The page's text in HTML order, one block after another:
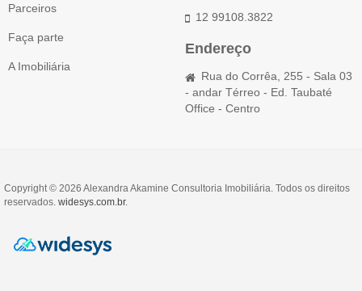
Parceiros
Faça parte
A Imobiliária
12 99108.3822
Endereço
Rua do Corrêa, 255 - Sala 03
- andar Térreo - Ed. Taubaté
Office - Centro
Copyright © 2026 Alexandra Akamine Consultoria Imobiliária. Todos os direitos
reservados. widesys.com.br.